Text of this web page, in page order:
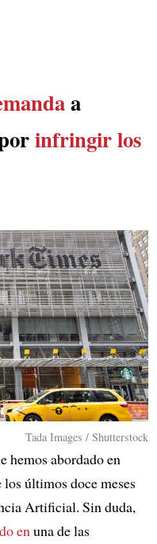
a
infringir los
Tada Images / Shutterstock
hemos abordado en
últimos doce meses
Artificial. Sin duda,
enuna de las